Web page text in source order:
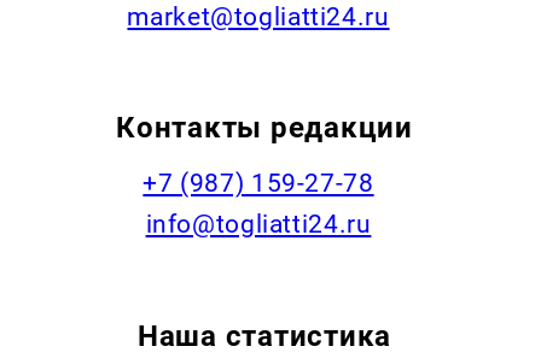
market@togliatti24.ru
Контакты редакции
+7 (987) 159-27-78
info@togliatti24.ru
Наша статистика